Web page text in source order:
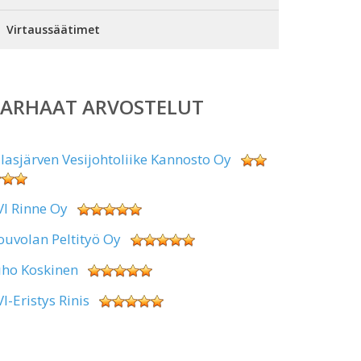
Virtaussäätimet
ARVOSTELUT
Vesijohtoliike Kannosto Oy
Rinne Oy
Peltityö Oy
Koskinen
Eristys Rinis